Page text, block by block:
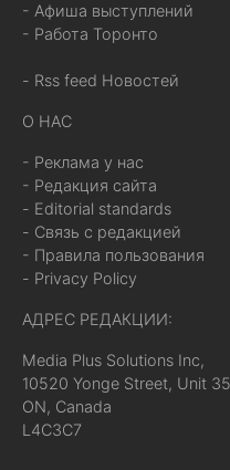
- Афиша выступлений
- Работа Торонто
- Rss feed Новостей
О НАС
- Реклама у нас
- Редакция сайта
- Editorial standards
- Связь с редакцией
- Правила пользования
- Privacy Policy
АДРЕС РЕДАКЦИИ:
Media Plus Solutions Inc,
10520 Yonge Street, Unit
ON, Canada
L4C3C7